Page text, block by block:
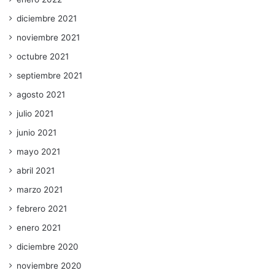
diciembre 2021
noviembre 2021
octubre 2021
septiembre 2021
agosto 2021
julio 2021
junio 2021
mayo 2021
abril 2021
marzo 2021
febrero 2021
enero 2021
diciembre 2020
noviembre 2020